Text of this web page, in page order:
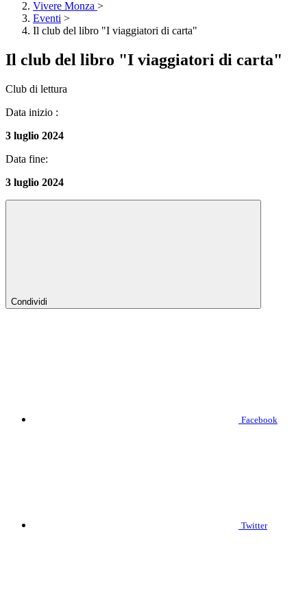
Vivere Monza >
Eventi >
Il club del libro "I viaggiatori di carta"
Il club del libro "I viaggiatori di carta"
Club di lettura
Data inizio :
3 luglio 2024
Data fine:
3 luglio 2024
Condividi
Facebook
Twitter